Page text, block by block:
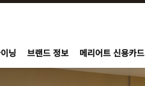
닝 브랜드 정보 메리어트 신용카드